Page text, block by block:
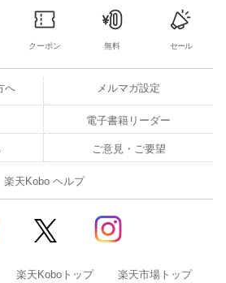
クーポン 無料 セール
へ メルマガ設定
電子書籍リーダー
ご意見・ご要望
楽天Kobo ヘルプ
楽天Koboトップ 楽天市場トップ